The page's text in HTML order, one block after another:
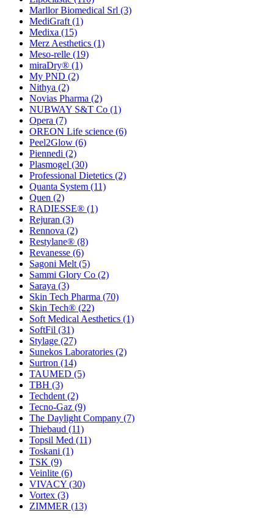
Marllor Biomedical Srl (3)
MediGraft (1)
Medixa (15)
Merz Aesthetics (1)
Meso-relle (19)
miraDry® (1)
My PND (2)
Nithya (2)
Novias Pharma (2)
NUBWAY S&T Co (1)
Opera (7)
OREON Life science (6)
Peel2Glow (6)
Piennedi (2)
Plasmogel (30)
Professional Dietetics (2)
Quanta System (11)
Quen (2)
RADIESSE® (1)
Rejuran (3)
Rennova (2)
Restylane® (8)
Revanesse (6)
Sagoni Melt (5)
Sammi Glory Co (2)
Saraya (3)
Skin Tech Pharma (70)
Skin Tech® (22)
Soft Medical Aesthetics (1)
SoftFil (31)
Stylage (27)
Sunekos Laboratories (2)
Surtron (14)
TAUMED (5)
TBH (3)
Techdent (2)
Tecno-Gaz (9)
The Daylight Company (7)
Thiebaud (11)
Topsil Med (11)
Toskani (1)
TSK (9)
Veinlite (6)
VIVACY (30)
Vortex (3)
ZIMMER (13)